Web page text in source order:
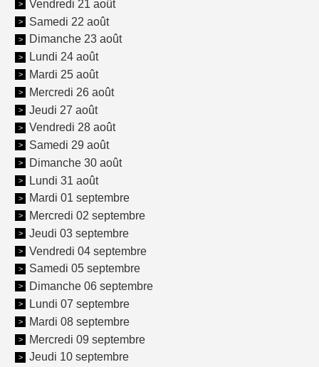
Vendredi 21 août
Samedi 22 août
Dimanche 23 août
Lundi 24 août
Mardi 25 août
Mercredi 26 août
Jeudi 27 août
Vendredi 28 août
Samedi 29 août
Dimanche 30 août
Lundi 31 août
Mardi 01 septembre
Mercredi 02 septembre
Jeudi 03 septembre
Vendredi 04 septembre
Samedi 05 septembre
Dimanche 06 septembre
Lundi 07 septembre
Mardi 08 septembre
Mercredi 09 septembre
Jeudi 10 septembre